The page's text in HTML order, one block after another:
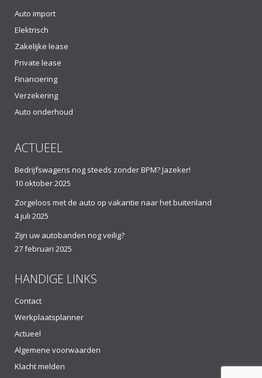
Auto import
Elektrisch
Zakelijke lease
Private lease
Financiering
Verzekering
Auto onderhoud
ACTUEEL
Bedrijfswagens nog steeds zonder BPM? Jazeker!
10 oktober 2025
Zorgeloos met de auto op vakantie naar het buitenland
4 juli 2025
Zijn uw autobanden nog veilig?
27 februari 2025
HANDIGE LINKS
Contact
Werkplaatsplanner
Actueel
Algemene voorwaarden
Klacht melden